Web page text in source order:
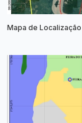
Mapa de Localização